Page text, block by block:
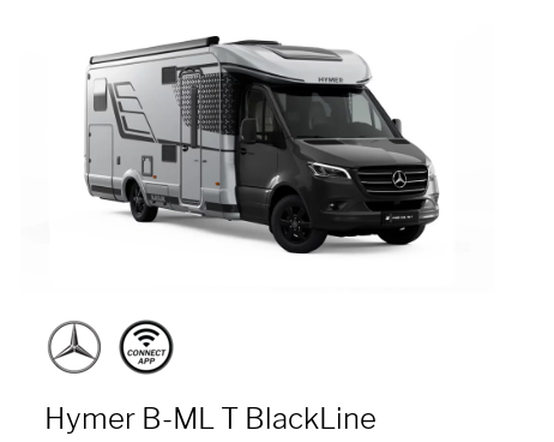
Hymer B-ML T BlackLine